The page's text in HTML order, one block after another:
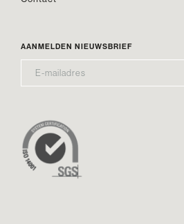
AANMELDEN NIEUWSBRIEF
MAILADRES*